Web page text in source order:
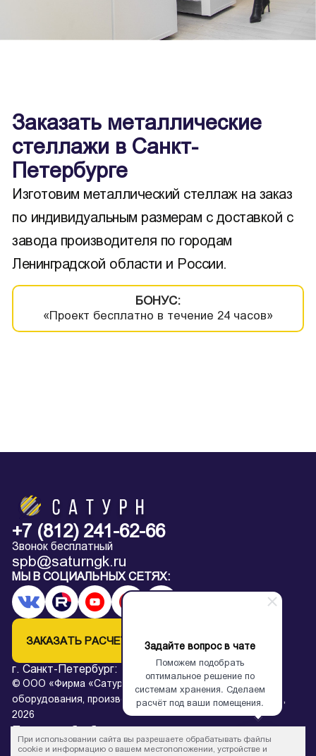
Задайте вопрос в чате
Поможем подобрать
оптимальное решение по
системам хранения. Сделаем
расчёт под ваши помещения.
Заказать металлические
стеллажи в Санкт-
Петербурге
Изготовим металлический стеллаж на заказ
по индивидуальным размерам с доставкой с
завода производителя по городам
Ленинградской области и России.
БОНУС:
«Проект бесплатно в течение 24 часов»
+7 (812) 241-62-66
Звонок бесплатный
spb@saturngk.ru
МЫ В СОЦИАЛЬНЫХ СЕТЯХ:
ЗАКАЗАТЬ РАСЧЕТ
г. Санкт-Петербург: +7 (812) 241-62-66
© ООО «Фирма «Сатурн» — завод архивного
оборудования, производство металлических стеллажей,
2026
Политика обработки персональных данных
* Все цены на сайте в процессе обновления и не являются
При использовании сайта вы разрешаете обрабатывать файлы
cookie и информацию о вашем местоположении, устройстве и